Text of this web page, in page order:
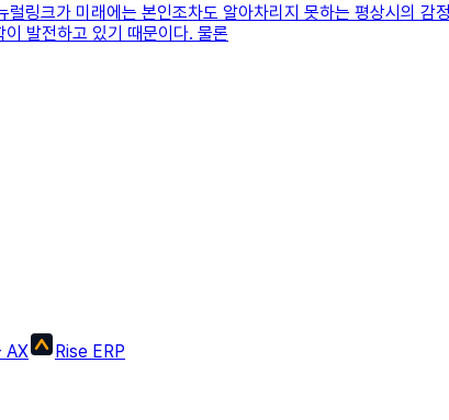
링크가 미래에는 본인조차도 알아차리지 못하는 평상시의
발전하고 있기 때문이다. 물론
AX Rise ERP